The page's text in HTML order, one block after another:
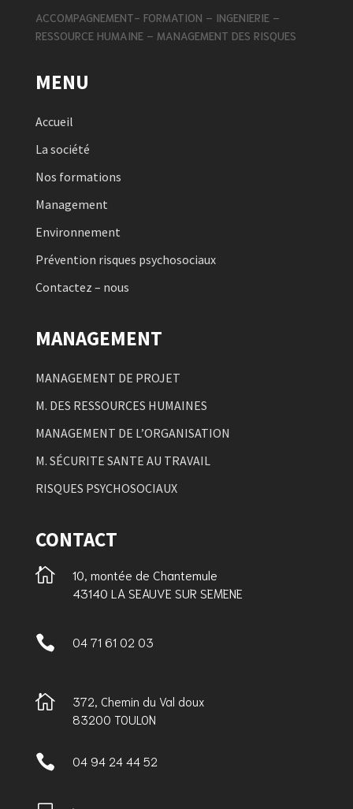
ACCOMPAGNEMENT- FORMATION – INGENIERIE –
RESSOURCE HUMAINE – MANAGEMENT DES RISQUES
MENU
Accueil
La société
Nos formations
Management
Environnement
Prévention risques psychosociaux
Contactez – nous
MANAGEMENT
MANAGEMENT DE PROJET
M. DES RESSOURCES HUMAINES
MANAGEMENT DE L’ORGANISATION
M. SÉCURITE SANTE AU TRAVAIL
RISQUES PSYCHOSOCIAUX
CONTACT

10, montée de Chantemule
43140 LA SEAUVE SUR SEMENE
 04 71 61 02 03

372, Chemin du Val doux
83200 TOULON
 04 94 24 44 52